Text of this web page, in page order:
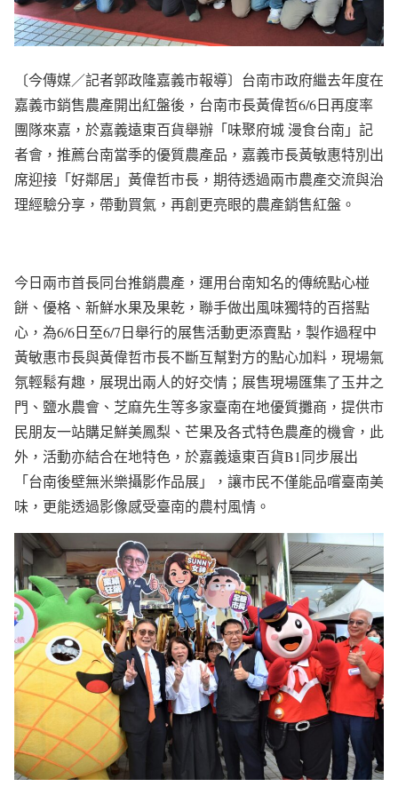
〔今傳媒／記者郭政隆嘉義市報導〕台南市政府繼去年度在
嘉義市銷售農產開出紅盤後，台南市長黃偉哲6/6日再度率
團隊來嘉，於嘉義遠東百貨舉辦「味聚府城 漫食台南」記
者會，推薦台南當季的優質農產品，嘉義市長黃敏惠特別出
席迎接「好鄰居」黃偉哲市長，期待透過兩市農產交流與治
理經驗分享，帶動買氣，再創更亮眼的農產銷售紅盤。
今日兩市首長同台推銷農產，運用台南知名的傳統點心椪
餅、優格、新鮮水果及果乾，聯手做出風味獨特的百搭點
心，為6/6日至6/7日舉行的展售活動更添賣點，製作過程中
黃敏惠市長與黃偉哲市長不斷互幫對方的點心加料，現場氣
氛輕鬆有趣，展現出兩人的好交情；展售現場匯集了玉井之
門、鹽水農會、芝麻先生等多家臺南在地優質攤商，提供市
民朋友一站購足鮮美鳳梨、芒果及各式特色農產的機會，此
外，活動亦結合在地特色，於嘉義遠東百貨B1同步展出
「台南後壁無米樂攝影作品展」，讓市民不僅能品嚐臺南美
味，更能透過影像感受臺南的農村風情。